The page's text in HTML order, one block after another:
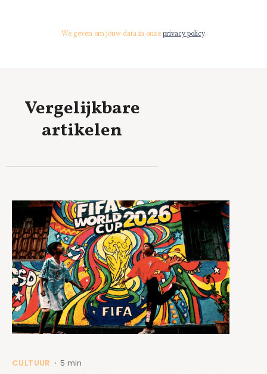
We geven om jouw data in onze privacy policy.
Vergelijkbare
artikelen
CULTUUR • 5 min